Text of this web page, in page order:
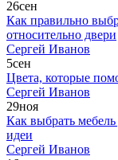
26сен
Как правильно
относительно двери
Сергей Иванов
5сен
Цвета, которые
Сергей Иванов
29ноя
Как выбрать
идеи
Сергей Иванов